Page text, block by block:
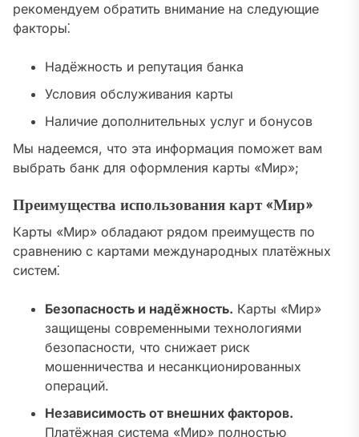
рекомендуем обратить внимание на следующие
факторы⁚
Надёжность и репутация банка
Условия обслуживания карты
Наличие дополнительных услуг и бонусов
Мы надеемся, что эта информация поможет вам
выбрать банк для оформления карты «Мир»;
Преимущества использования карт «Мир»
Карты «Мир» обладают рядом преимуществ по
сравнению с картами международных платёжных
систем⁚
Безопасность и надёжность. Карты «Мир»
защищены современными технологиями
безопасности, что снижает риск
мошенничества и несанкционированных
операций.
Независимость от внешних факторов.
Платёжная система «Мир» полностью